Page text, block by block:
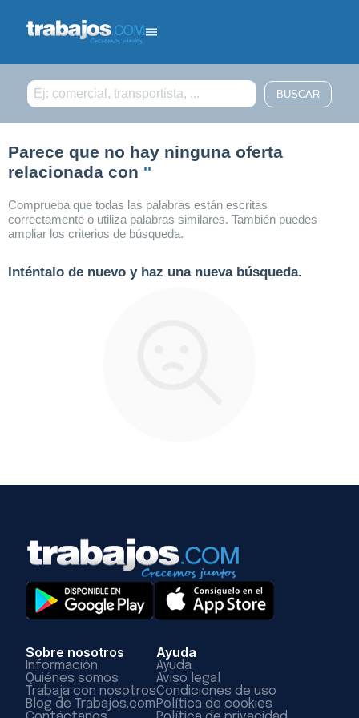
Parece que no hay ninguna oferta
relacionada con ''
Comprueba que todas las palabras están escritas
correctamente o utiliza palabras similares. También puedes
ampliar los criterios de búsqueda.
Inténtalo de nuevo y haz una nueva búsqueda.
Sobre nosotros
Información
Quiénes somos
Trabaja con nosotros
Blog de Trabajos.com
Ayuda
Ayuda
Aviso legal
Condiciones de uso
Política de cookies